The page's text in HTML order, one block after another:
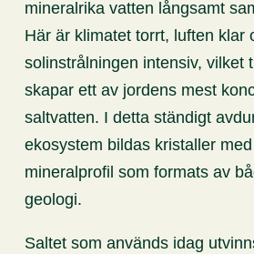
mineralrika vatten långsamt
Här är klimatet torrt, luften klar
solinstrålningen intensiv, vilket
skapar ett av jordens mest
saltvatten. I detta ständigt
ekosystem bildas kristaller
mineralprofil som formats av
geologi.
Saltet som används idag